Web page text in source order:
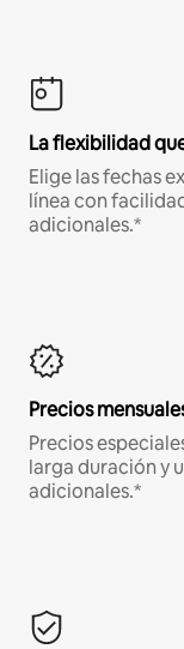
La flexibilidad
Elige las fechas
línea con
adicionales.*
Precios
Precios
larga duración y
adicionales.*